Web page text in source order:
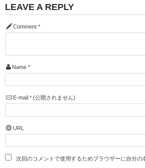
LEAVE A REPLY
Comment *
Name *
E-mail *(公開されません)
URL
次回のコメントで使用するためブラウザーに自分の